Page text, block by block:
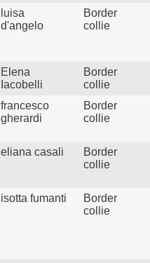
luisa
d'angelo
Border
collie
Elena
Iacobelli
Border
collie
francesco
gherardi
Border
collie
eliana casali
Border
collie
isotta fumanti
Border
collie